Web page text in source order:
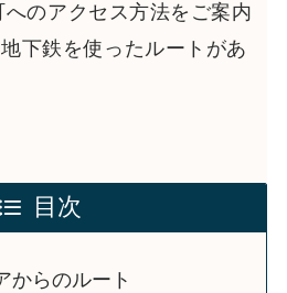
のアクセス方法をご案内
下鉄を使ったルートがあ
目次
からのルート